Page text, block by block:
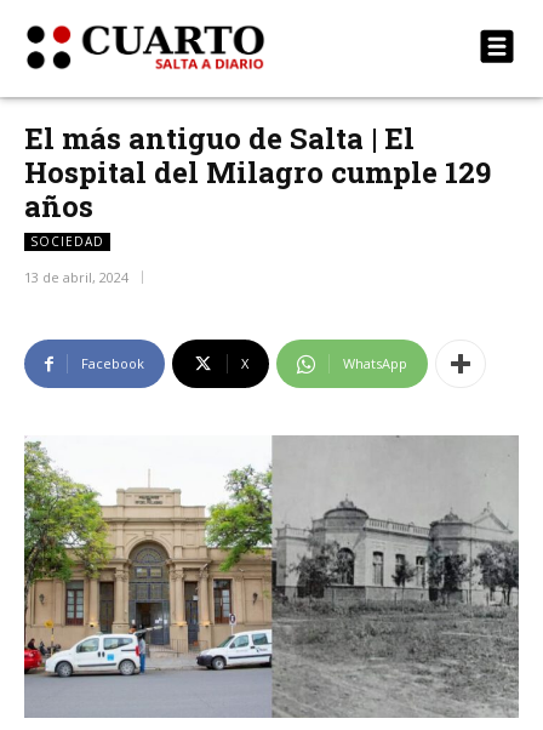
El más antiguo de Salta | El
Hospital del Milagro cumple 129
años
SOCIEDAD
13 de abril, 2024
Facebook X WhatsApp